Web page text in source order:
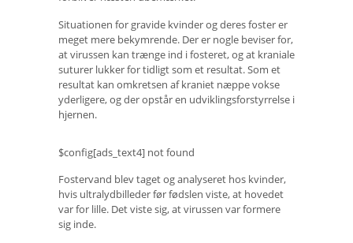
Situationen for gravide kvinder og deres foster er
meget mere bekymrende. Der er nogle beviser for,
at virussen kan trænge ind i fosteret, og at kraniale
suturer lukker for tidligt som et resultat. Som et
resultat kan omkretsen af ​​kraniet næppe vokse
yderligere, og der opstår en udviklingsforstyrrelse i
hjernen.
$config[ads_text4] not found
Fostervand blev taget og analyseret hos kvinder,
hvis ultralydbilleder før fødslen viste, at hovedet
var for lille. Det viste sig, at virussen var formere
sig inde.